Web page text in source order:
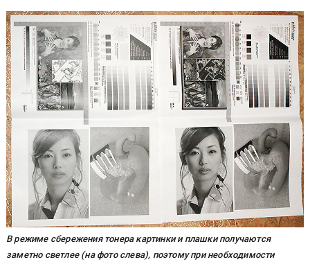
В режиме сбережения тонера картинки и плашки получаются
заметно светлее (на фото слева), поэтому при необходимости